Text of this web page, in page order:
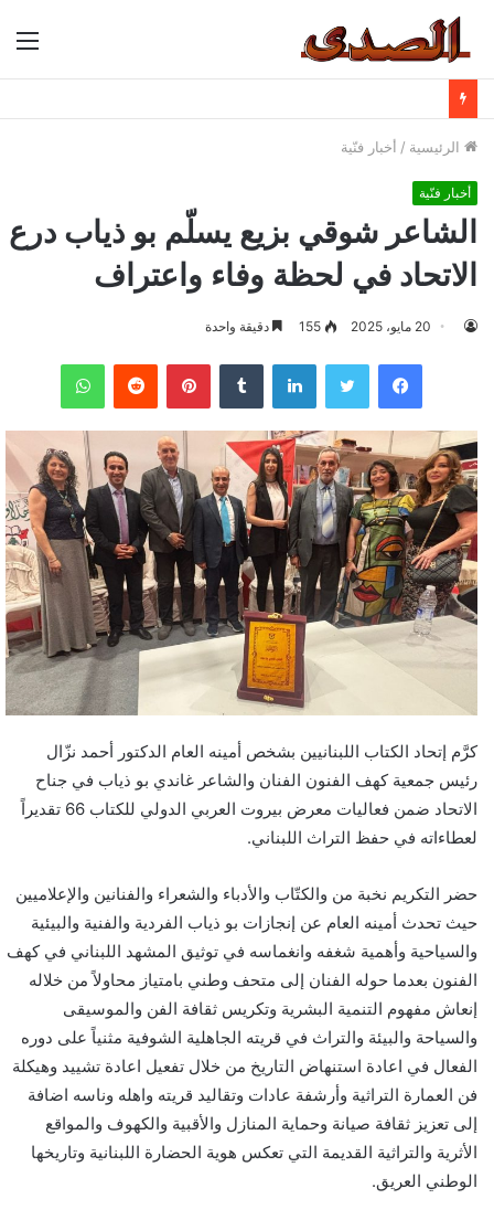
الرئيسية / أخبار فنّية
أخبار فنّية
الشاعر شوقي بزيع يسلّم بو ذياب درع
الاتحاد في لحظة وفاء واعتراف
20 مايو، 2025 155 دقيقة واحدة
فيسبوك تويتر لينكدإن بينتيريست واتساب
كرَّم إتحاد الكتاب اللبنانيين بشخص أمينه العام الدكتور أحمد نزّال
رئيس جمعية كهف الفنون الفنان والشاعر غاندي بو ذياب في جناح
الاتحاد ضمن فعاليات معرض بيروت العربي الدولي للكتاب 66 تقديراً
لعطاءاته في حفظ التراث اللبناني.
حضر التكريم نخبة من والكتّاب والأدباء والشعراء والفنانين والإعلاميين
حيث تحدث أمينه العام عن إنجازات بو ذياب الفردية والفنية والبيئية
والسياحية وأهمية شغفه وانغماسه في توثيق المشهد اللبناني في كهف
الفنون بعدما حوله الفنان إلى متحف وطني بامتياز محاولاً من خلاله
إنعاش مفهوم التنمية البشرية وتكريس ثقافة الفن والموسيقى
والسياحة والبيئة والتراث في قريته الجاهلية الشوفية مثنياً على دوره
الفعال في اعادة استنهاض التاريخ من خلال تفعيل اعادة تشييد وهيكلة
فن العمارة التراثية وأرشفة عادات وتقاليد قريته واهله وناسه اضافة
إلى تعزيز ثقافة صيانة وحماية المنازل والأقبية والكهوف والمواقع
الأثرية والتراثية القديمة التي تعكس هوية الحضارة اللبنانية وتاريخها
الوطني العريق.